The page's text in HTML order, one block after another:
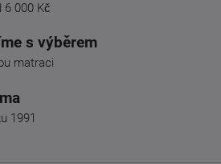
6 000 Kč
s výběrem
matraci
1991